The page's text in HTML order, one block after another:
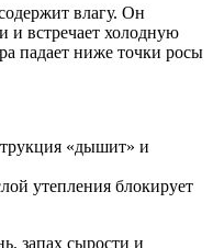
влагу. Он
и встречает холодную
падает ниже точки росы
«дышит» и
утепления блокирует
запах сырости и